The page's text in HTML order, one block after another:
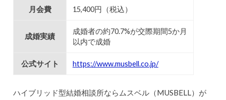
月会費 15,400円（税込）
成婚実績
成婚者の約70.7%が交際期間5か月
以内で成婚
公式サイト https://www.musbell.co.jp/
ハイブリッド型結婚相談所ならムスベル（MUSBELL）が